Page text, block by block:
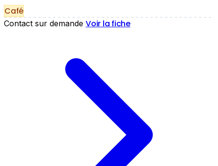
Café
Contact sur demande Voir la fiche